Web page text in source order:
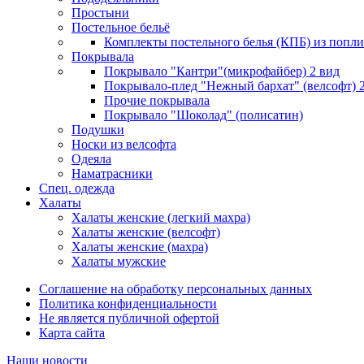
Простыни
Постельное бельё
Комплекты постельного белья (КПБ) из
Покрывала
Покрывало "Кантри"(микрофайбер) 2 вид
Покрывало-плед "Нежный бархат" (велсофт)
Прочие покрывала
Покрывало "Шоколад" (полисатин)
Подушки
Носки из велсофта
Одеяла
Наматрасники
Спец. одежда
Халаты
Халаты женские (легкий махра)
Халаты женские (велсофт)
Халаты женские (махра)
Халаты мужские
Соглашение на обработку персональных данных
Политика конфиденциальности
Не является публичной офертой
Карта сайта
Наши новости